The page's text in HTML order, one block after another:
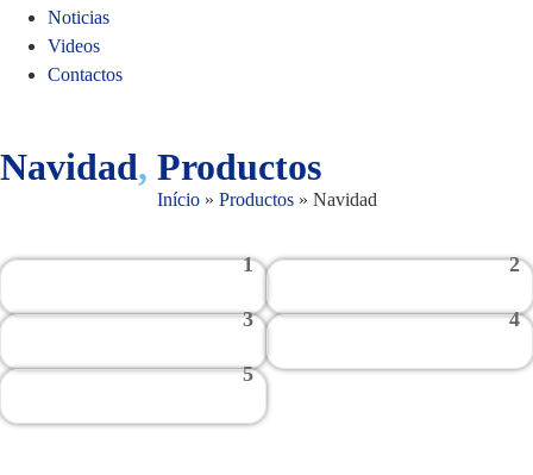
Noticias
Videos
Contactos
Navidad, Productos
Início» Productos» Navidad
1 2
3 4
5